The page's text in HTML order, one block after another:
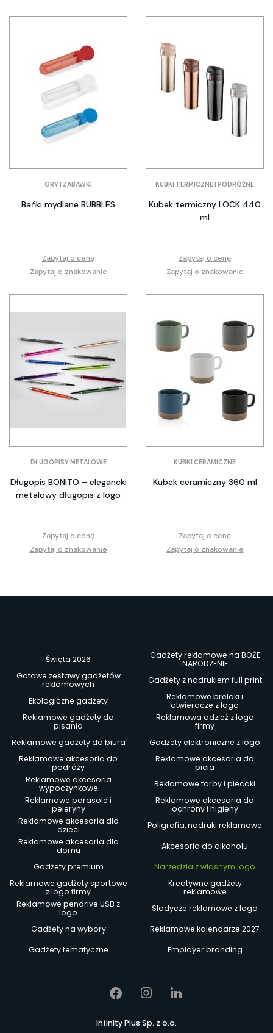
GRY I ZABAWKI
Bańki mydlane BUBBLES
Zapytaj o cenę
Zapytaj o znakowanie
KUBKI TERMICZNE I PODRÓŻNE
Kubek termiczny LOCK 440
ml
Zapytaj o cenę
Zapytaj o znakowanie
DŁUGOPISY METALOWE
Długopis BONITO – elegancki
metalowy długopis z logo
Zapytaj o cenę
Zapytaj o znakowanie
KUBKI CERAMICZNE
Kubek ceramiczny 360 ml
Zapytaj o cenę
Zapytaj o znakowanie
Święta 2026
Gadżety reklamowe na BOŻE
NARODZENIE
Gotowe zestawy gadżetów
reklamowych
Gadżety z nadrukiem full print
Ekologiczne gadżety
Reklamowe breloki i
otwieracze z logo
Reklamowe gadżety do
pisania
Reklamowa odzież z logo
firmy
Reklamowe gadżety do biura
Gadżety elektroniczne z logo
Reklamowe akcesoria do
podróży
Reklamowe akcesoria do
picia
Reklamowe akcesoria
wypoczynkowe
Reklamowe torby i plecaki
Reklamowe parasole i
peleryny
Reklamowe akcesoria do
ochrony i higieny
Reklamowe akcesoria dla
dzieci
Poligrafia, nadruki reklamowe
Reklamowe akcesoria dla
domu
Akcesoria do alkoholu
Gadżety premium
Narzędzia z własnym logo
Reklamowe gadżety sportowe
z logo firmy
Kreatywne gadżety
reklamowe
Reklamowe pendrive USB z
logo
Słodycze reklamowe z logo
Gadżety na wybory
Reklamowe kalendarze 2027
Gadżety tematyczne
Employer branding
Infinity Plus Sp. z o.o.